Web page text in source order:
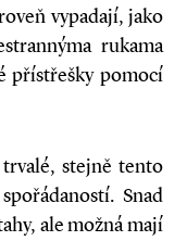
vypadají, jako
rukama
přístřešky pomocí
stejně tento
Snad
ale možná mají